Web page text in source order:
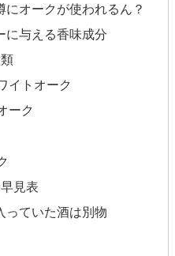
にオークが使われるん？
に与える香味成分
トオーク
ーク
見表
っていた酒は別物